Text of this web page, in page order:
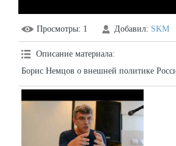
Просмотры: 1 Добавил: SKM
Описание материала:
Борис Немцов о внешней политике